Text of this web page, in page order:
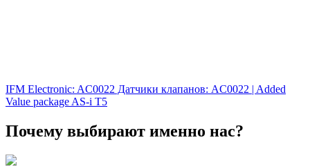
IFM Electronic: AC0022 Датчики клапанов: AC0022 |‌ Added
Value package AS-i T5
Почему выбирают именно нас?